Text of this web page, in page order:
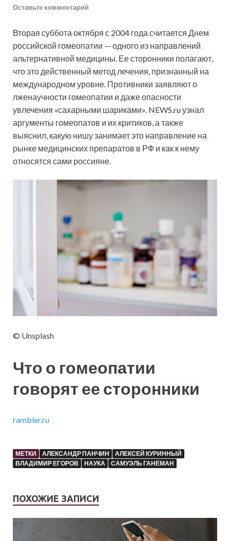
Оставьте комментарий
Вторая суббота октября с 2004 года считается Днем
российской гомеопатии — одного из направлений
альтернативной медицины. Ее сторонники полагают,
что это действенный метод лечения, признанный на
международном уровне. Противники заявляют о
лженаучности гомеопатии и даже опасности
увлечения «сахарными шариками». NEWS.ru узнал
аргументы гомеопатов и их критиков, а также
выяснил, какую нишу занимает это направление на
рынке медицинских препаратов в РФ и как к нему
относятся сами россияне.
© Unsplash
Что о гомеопатии
говорят ее сторонники
rambler.ru
МЕТКИ АЛЕКСАНДР ПАНЧИН
АЛЕКСЕЙ КУРИННЫЙ
ВЛАДИМИР ЕГОРОВ
НАУКА САМУЭЛЬ ГАНЕМАН
ПОХОЖИЕ ЗАПИСИ